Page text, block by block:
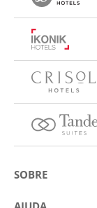
SOBRE
Sobre a